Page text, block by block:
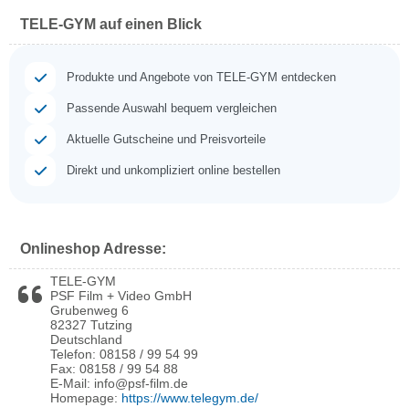
TELE-GYM auf einen Blick
Produkte und Angebote von TELE-GYM entdecken
Passende Auswahl bequem vergleichen
Aktuelle Gutscheine und Preisvorteile
Direkt und unkompliziert online bestellen
Onlineshop Adresse:
TELE-GYM
PSF Film + Video GmbH
Grubenweg 6
82327 Tutzing
Deutschland
Telefon: 08158 / 99 54 99
Fax: 08158 / 99 54 88
E-Mail: info@psf-film.de
Homepage: https://www.telegym.de/